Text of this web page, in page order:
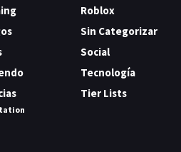
Roblox
Sin Categorizar
Social
Tecnología
Tier Lists